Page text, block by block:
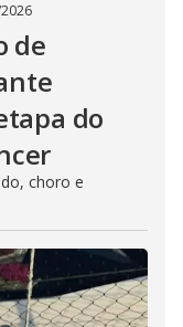
de
do
choro e